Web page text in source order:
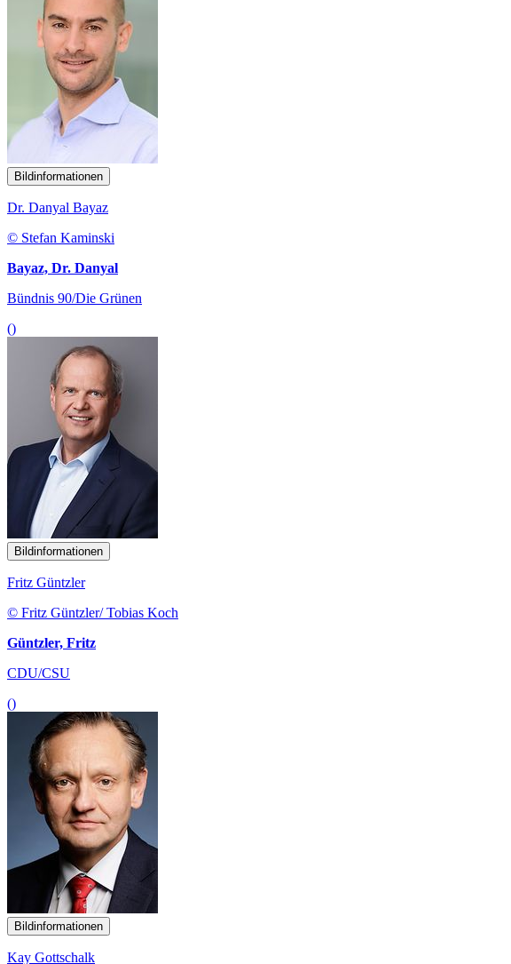
Bildinformationen
Dr. Danyal Bayaz
© Stefan Kaminski
Bayaz, Dr. Danyal
Bündnis 90/Die Grünen
()
Bildinformationen
Fritz Güntzler
© Fritz Güntzler/ Tobias Koch
Güntzler, Fritz
CDU/CSU
()
Bildinformationen
Kay Gottschalk